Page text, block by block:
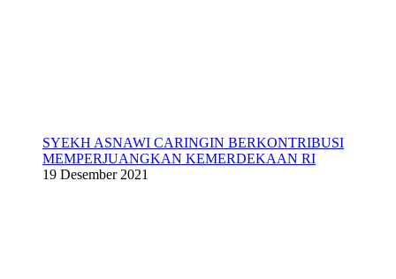
SYEKH ASNAWI CARINGIN BERKONTRIBUSI
MEMPERJUANGKAN KEMERDEKAAN RI
19 Desember 2021